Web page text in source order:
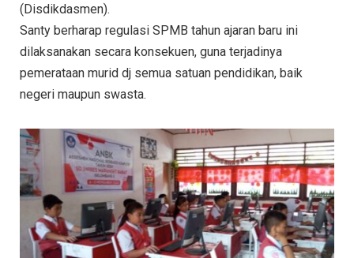
(Disdikdasmen).
Santy berharap regulasi SPMB tahun ajaran baru ini
dilaksanakan secara konsekuen, guna terjadinya
pemerataan murid dj semua satuan pendidikan, baik
negeri maupun swasta.